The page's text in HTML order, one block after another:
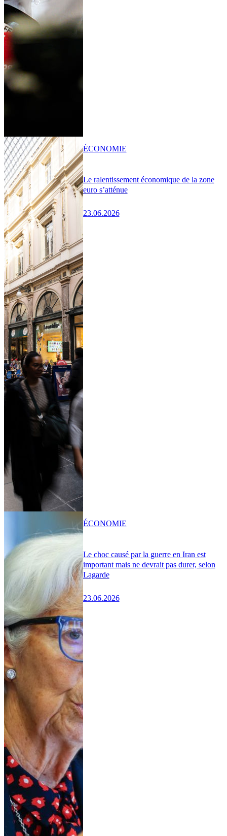
Le ralentissement économique de la zone
euro s’atténue
23.06.2026
ÉCONOMIE
Le choc causé par la guerre en Iran est
important mais ne devrait pas durer, selon
Lagarde
23.06.2026
ÉCONOMIE